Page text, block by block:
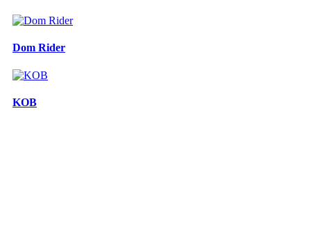
Dom Rider
KOB